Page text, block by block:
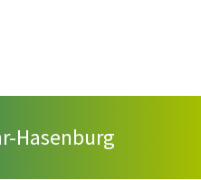
Hasenburg